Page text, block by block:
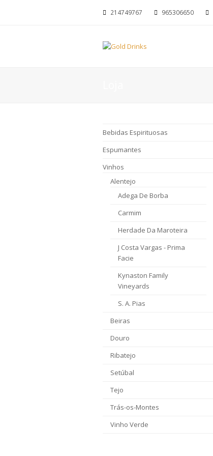
214749767 965306650
Bebidas Espirituosas
Espumantes
Vinhos
Alentejo
Adega De Borba
Carmim
Herdade Da Maroteira
J Costa Vargas - Prima
Facie
Kynaston Family
Vineyards
S. A. Pias
Beiras
Douro
Ribatejo
Setúbal
Tejo
Trás-os-Montes
Vinho Verde